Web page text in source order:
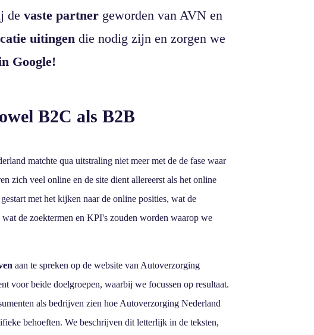
devaste partner geworden van AVN en
uitingen die nodig zijn en zorgen we
Google!
B2C als B2B
matchte qua uitstraling niet meer met de de fase waar
zich veel online en de site dient allereerst als het online
met het kijken naar de online posities, wat de
de zoektermen en KPI's zouden worden waarop we
aan te spreken op de website van Autoverzorging
voor beide doelgroepen, waarbij we focussen op resultaat.
als bedrijven zien hoe Autoverzorging Nederland
behoeften. We beschrijven dit letterlijk in de teksten,